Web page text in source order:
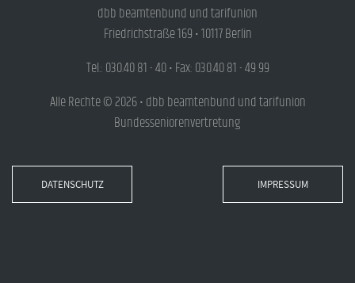
dbb beamtenbund und tarifunion
Friedrichstraße 169 • 10117 Berlin
Tel.: 030.40 81 - 40 • Fax: 030.40 81 - 49 99
Alle Rechte © 2026 • dbb beamtenbund und tarifunion
Bundesseniorenvertretung
DATENSCHUTZ IMPRESSUM